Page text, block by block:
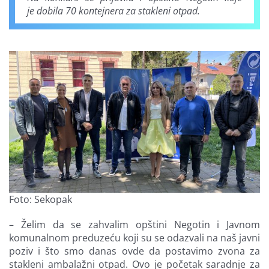
je dobila 70 kontejnera za stakleni otpad.
Foto: Sekopak
– Želim da se zahvalim opštini Negotin i Javnom
komunalnom preduzeću koji su se odazvali na naš javni
poziv i što smo danas ovde da postavimo zvona za
stakleni ambalažni otpad. Ovo je početak saradnje za